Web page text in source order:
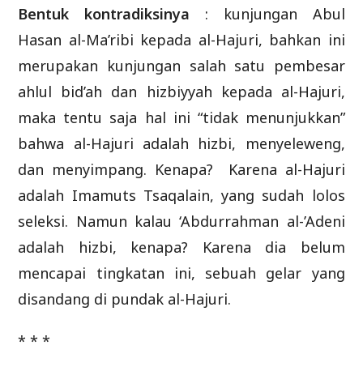
Bentuk kontradiksinya : kunjungan Abul
Hasan al-Ma’ribi kepada al-Hajuri, bahkan ini
merupakan kunjungan salah satu pembesar
ahlul bid’ah dan hizbiyyah kepada al-Hajuri,
maka tentu saja hal ini “tidak menunjukkan”
bahwa al-Hajuri adalah hizbi, menyeleweng,
dan menyimpang. Kenapa? Karena al-Hajuri
adalah Imamuts Tsaqalain, yang sudah lolos
seleksi. Namun kalau ‘Abdurrahman al-’Adeni
adalah hizbi, kenapa? Karena dia belum
mencapai tingkatan ini, sebuah gelar yang
disandang di pundak al-Hajuri.
* * *